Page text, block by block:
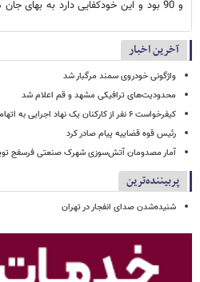
و 90 بود و این خودکفایی دارد به بهای جان هزاران ایرانی تمام میشود.
آخرین اخبار
واژگونی خودروی سمند مرگبار شد
محدودیت‌های ترافیکی مشهد و قم اعلام شد
کیفرخواست ۶ نفر از کارکنان یک نهاد اجرایی به اتهام اختلاس، جعل و دریافت رشوه
رئیس قوه قضاییه پیام صادر کرد
آمار مصدومان آتش‌سوزی شهرک صنعتی فرسفج
پربیننده‌ترین
شنیده‌شدن صدای انفجار در تهران